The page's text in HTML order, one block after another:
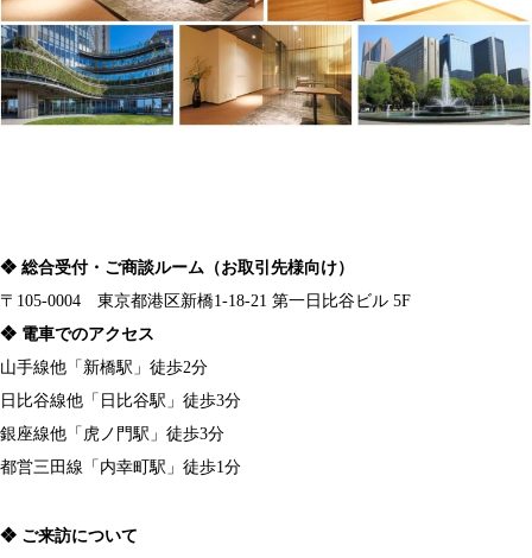
❖ 総合受付・ご商談ルーム（お取引先様向け）
〒105-0004 東京都港区新橋1-18-21 第一日比谷ビル 5F
❖ 電車でのアクセス
山手線他「新橋駅」徒歩2分
日比谷線他「日比谷駅」徒歩3分
銀座線他「虎ノ門駅」徒歩3分
都営三田線「内幸町駅」徒歩1分
❖ ご来訪について